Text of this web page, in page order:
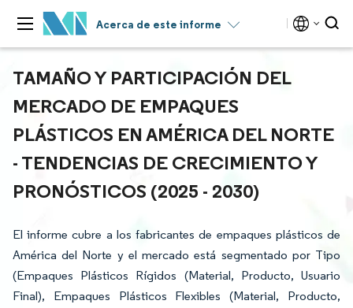
Acerca de este informe
TAMAÑO Y PARTICIPACIÓN DEL
MERCADO DE EMPAQUES
PLÁSTICOS EN AMÉRICA DEL NORTE
- TENDENCIAS DE CRECIMIENTO Y
PRONÓSTICOS (2025 - 2030)
El informe cubre a los fabricantes de empaques plásticos de
América del Norte y el mercado está segmentado por Tipo
(Empaques Plásticos Rígidos (Material, Producto, Usuario
Final), Empaques Plásticos Flexibles (Material, Producto,